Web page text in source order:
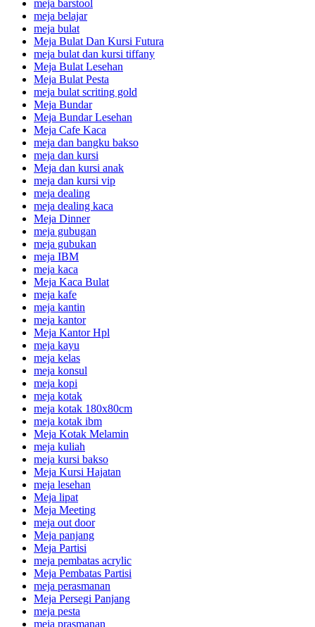
meja barstool
meja belajar
meja bulat
Meja Bulat Dan Kursi Futura
meja bulat dan kursi tiffany
Meja Bulat Lesehan
Meja Bulat Pesta
meja bulat scriting gold
Meja Bundar
Meja Bundar Lesehan
Meja Cafe Kaca
meja dan bangku bakso
meja dan kursi
Meja dan kursi anak
meja dan kursi vip
meja dealing
meja dealing kaca
Meja Dinner
meja gubugan
meja gubukan
meja IBM
meja kaca
Meja Kaca Bulat
meja kafe
meja kantin
meja kantor
Meja Kantor Hpl
meja kayu
meja kelas
meja konsul
meja kopi
meja kotak
meja kotak 180x80cm
meja kotak ibm
Meja Kotak Melamin
meja kuliah
meja kursi bakso
Meja Kursi Hajatan
meja lesehan
Meja lipat
Meja Meeting
meja out door
Meja panjang
Meja Partisi
meja pembatas acrylic
Meja Pembatas Partisi
meja perasmanan
Meja Persegi Panjang
meja pesta
meja prasmanan